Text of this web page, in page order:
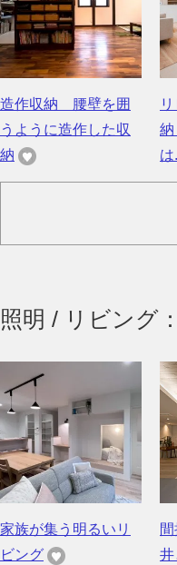
造作収納 腰壁を囲
うように造作した収
納
納
は
照明 / リビング
家族が集う明るいリ
ビング
井